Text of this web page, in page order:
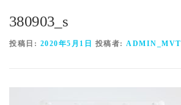
新着情報 ショップ お問合せ
380903_s
投稿日: 2020年5月1日 投稿者: ADMIN_MVT